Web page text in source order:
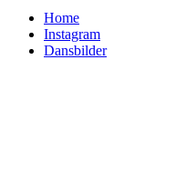
Home
Instagram
Dansbilder